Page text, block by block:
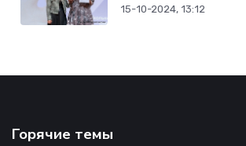
15-10-2024, 13:12
Горячие темы